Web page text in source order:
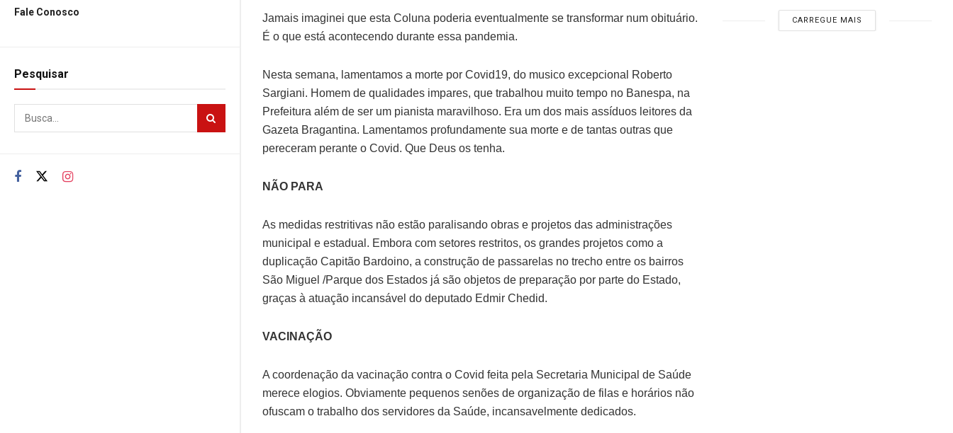
Fale Conosco
Pesquisar
Jamais imaginei que esta Coluna poderia eventualmente se transformar num obituário.
É o que está acontecendo durante essa pandemia.
Nesta semana, lamentamos a morte por Covid19, do musico excepcional Roberto
Sargiani. Homem de qualidades impares, que trabalhou muito tempo no Banespa, na
Prefeitura além de ser um pianista maravilhoso. Era um dos mais assíduos leitores da
Gazeta Bragantina. Lamentamos profundamente sua morte e de tantas outras que
pereceram perante o Covid. Que Deus os tenha.
NÃO PARA
As medidas restritivas não estão paralisando obras e projetos das administrações
municipal e estadual. Embora com setores restritos, os grandes projetos como a
duplicação Capitão Bardoino, a construção de passarelas no trecho entre os bairros
São Miguel /Parque dos Estados já são objetos de preparação por parte do Estado,
graças à atuação incansável do deputado Edmir Chedid.
VACINAÇÃO
A coordenação da vacinação contra o Covid feita pela Secretaria Municipal de Saúde
merece elogios. Obviamente pequenos senões de organização de filas e horários não
ofuscam o trabalho dos servidores da Saúde, incansavelmente dedicados.
CARREGUE MAIS